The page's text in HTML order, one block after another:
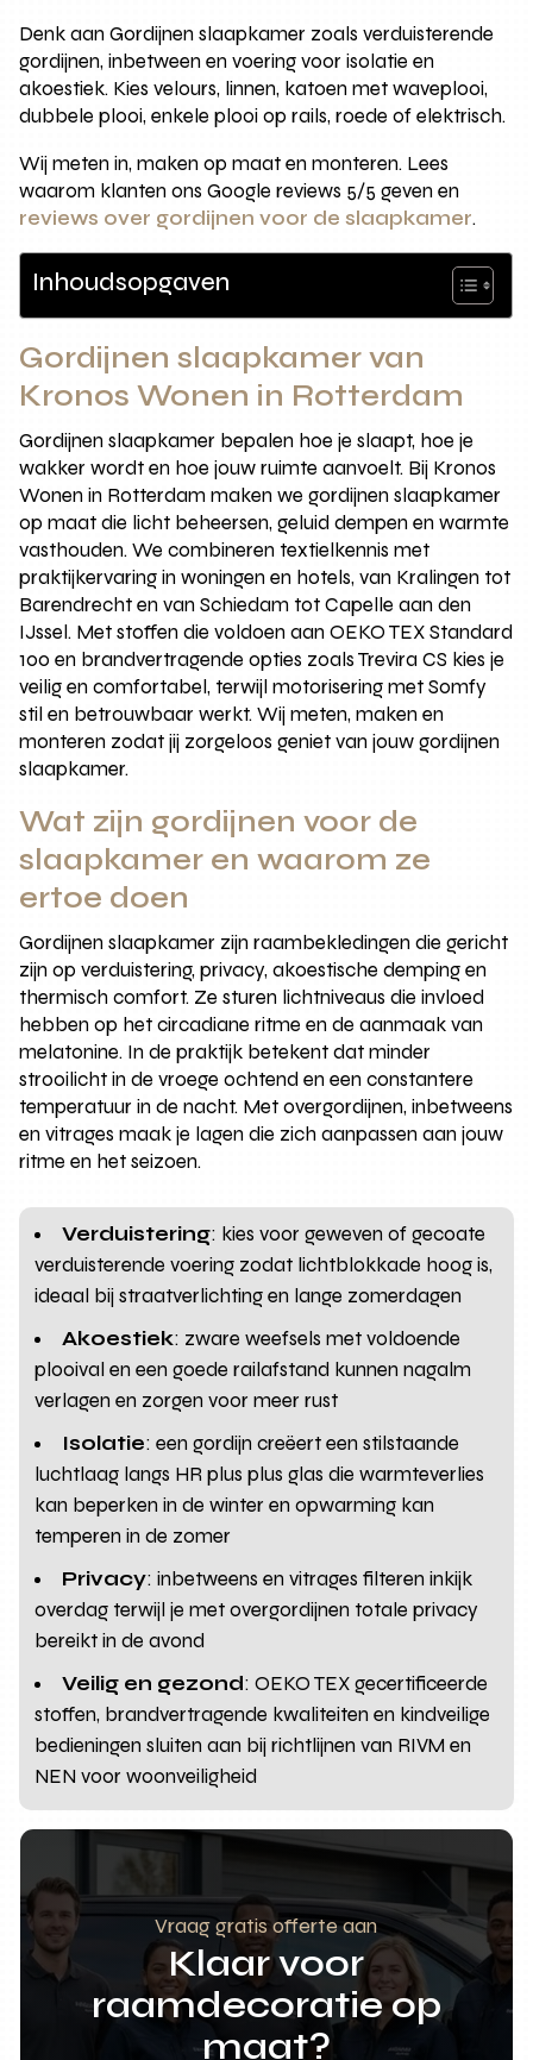
Denk aan Gordijnen slaapkamer zoals verduisterende
gordijnen, inbetween en voering voor isolatie en
akoestiek. Kies velours, linnen, katoen met waveplooi,
dubbele plooi, enkele plooi op rails, roede of elektrisch.
Wij meten in, maken op maat en monteren. Lees
waarom klanten ons Google reviews 5/5 geven en
reviews over gordijnen voor de slaapkamer.
Inhoudsopgaven
Gordijnen slaapkamer van
Kronos Wonen in Rotterdam
Gordijnen slaapkamer bepalen hoe je slaapt, hoe je
wakker wordt en hoe jouw ruimte aanvoelt. Bij Kronos
Wonen in Rotterdam maken we gordijnen slaapkamer
op maat die licht beheersen, geluid dempen en warmte
vasthouden. We combineren textielkennis met
praktijkervaring in woningen en hotels, van Kralingen tot
Barendrecht en van Schiedam tot Capelle aan den
IJssel. Met stoffen die voldoen aan OEKO TEX Standard
100 en brandvertragende opties zoals Trevira CS kies je
veilig en comfortabel, terwijl motorisering met Somfy
stil en betrouwbaar werkt. Wij meten, maken en
monteren zodat jij zorgeloos geniet van jouw gordijnen
slaapkamer.
Wat zijn gordijnen voor de
slaapkamer en waarom ze
ertoe doen
Gordijnen slaapkamer zijn raambekledingen die gericht
zijn op verduistering, privacy, akoestische demping en
thermisch comfort. Ze sturen lichtniveaus die invloed
hebben op het circadiane ritme en de aanmaak van
melatonine. In de praktijk betekent dat minder
strooilicht in de vroege ochtend en een constantere
temperatuur in de nacht. Met overgordijnen, inbetweens
en vitrages maak je lagen die zich aanpassen aan jouw
ritme en het seizoen.
Verduistering: kies voor geweven of gecoate
verduisterende voering zodat lichtblokkade hoog is,
ideaal bij straatverlichting en lange zomerdagen
Akoestiek: zware weefsels met voldoende
plooival en een goede railafstand kunnen nagalm
verlagen en zorgen voor meer rust
Isolatie: een gordijn creëert een stilstaande
luchtlaag langs HR plus plus glas die warmteverlies
kan beperken in de winter en opwarming kan
temperen in de zomer
Privacy: inbetweens en vitrages filteren inkijk
overdag terwijl je met overgordijnen totale privacy
bereikt in de avond
Veilig en gezond: OEKO TEX gecertificeerde
stoffen, brandvertragende kwaliteiten en kindveilige
bedieningen sluiten aan bij richtlijnen van RIVM en
NEN voor woonveiligheid
Vraag gratis offerte aan
Klaar voor
raamdecoratie op
maat?